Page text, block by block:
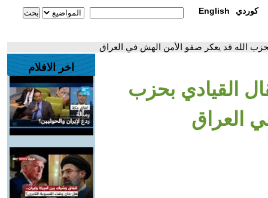
English كوردي
الله قد يعكر صفو الأمن الهش في العراق
القيادي بحزب
العراق
اخر الافلام